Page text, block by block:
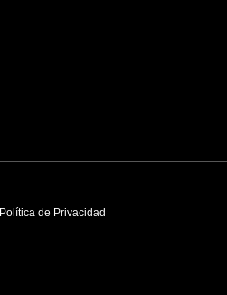
Política de Privacidad